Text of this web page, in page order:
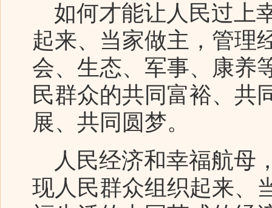
如何才能让人民过上
起来、当家做主，管理
会、生态、军事、康养
民群众的共同富裕、共
展、共同圆梦。
人民经济和幸福航母
现人民群众组织起来、